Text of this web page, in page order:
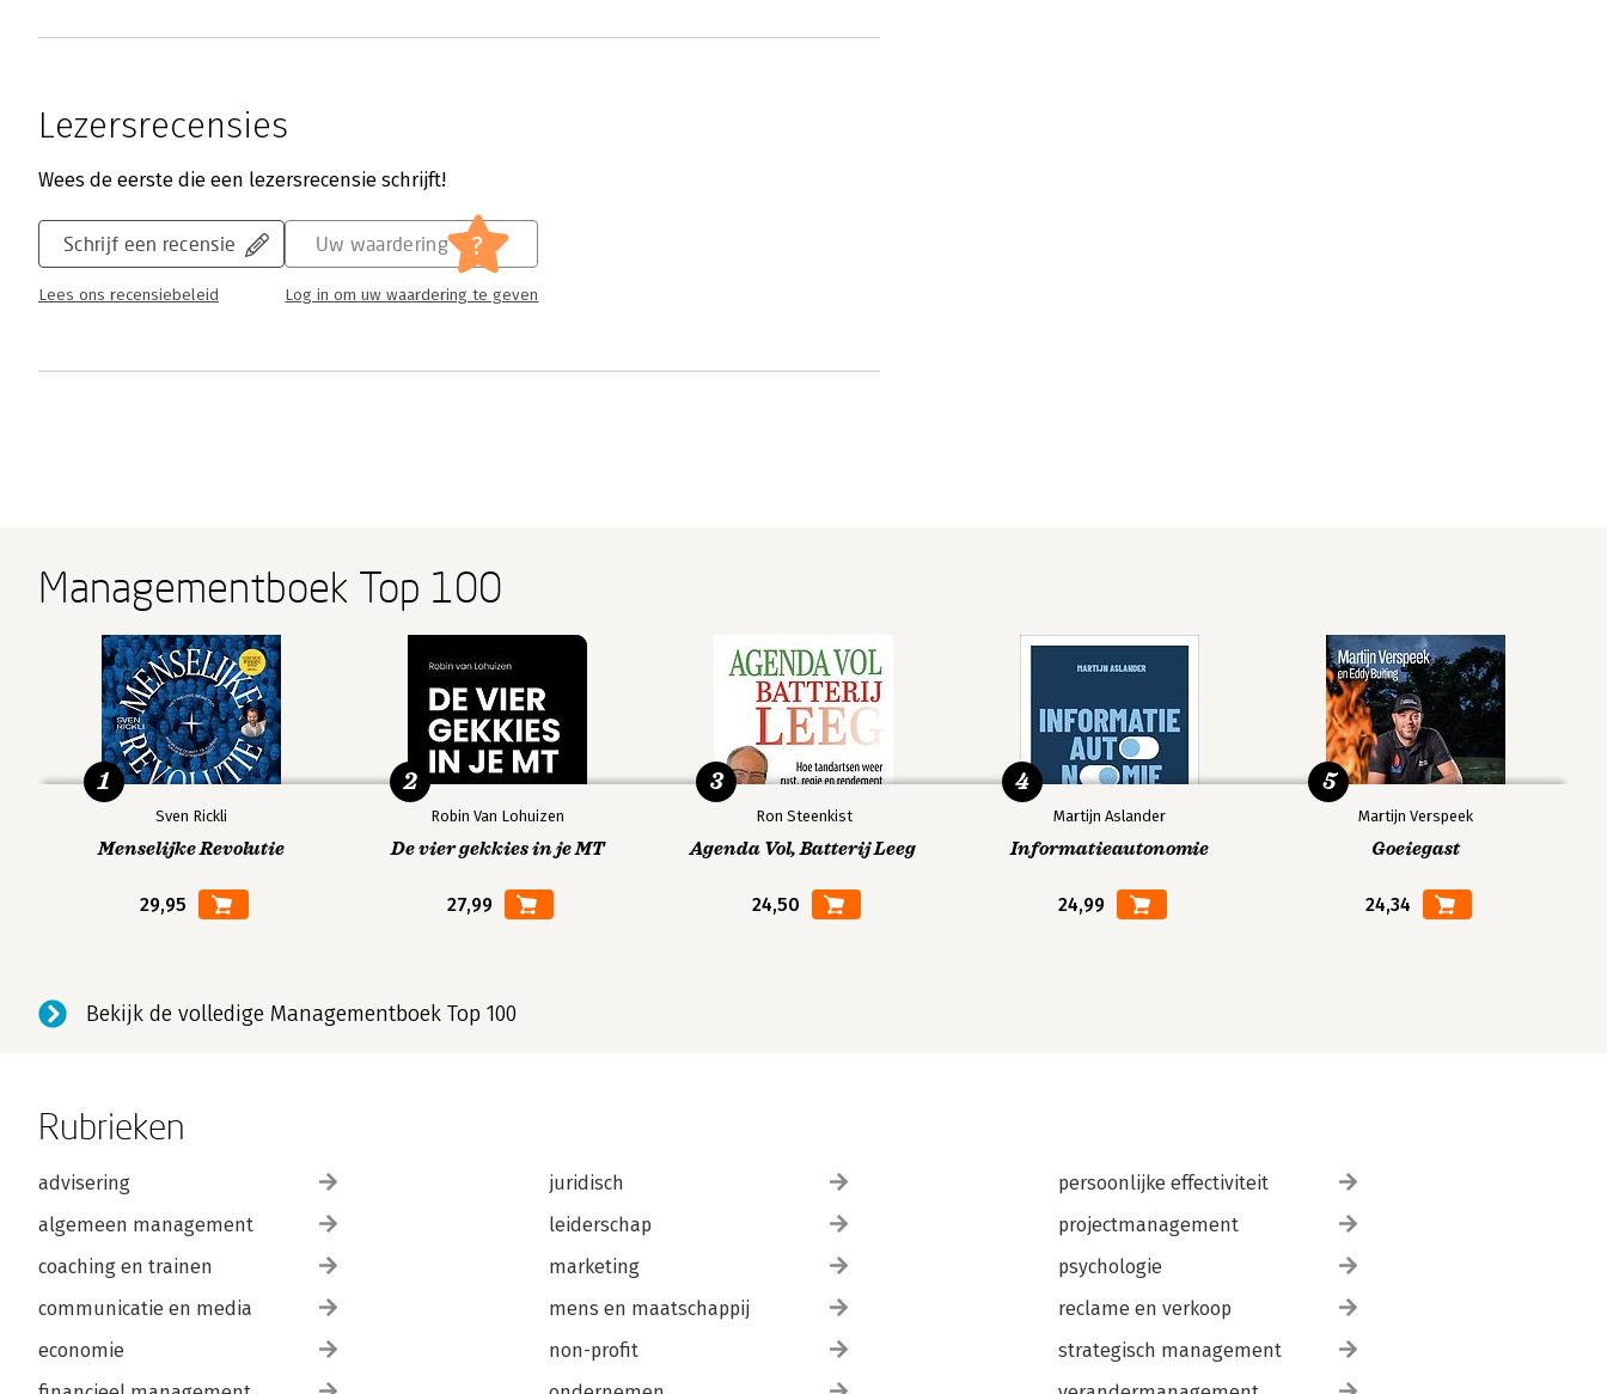
Lezersrecensies
Wees de eerste die een lezersrecensie schrijft!
Schrijf een recensie
Lees ons recensiebeleid
Uw waardering ?
Log in om uw waardering te geven
Managementboek Top 100
Sven Rickli
Menselijke Revolutie
29,95
1
Robin Van Lohuizen
De vier gekkies in je MT
27,99
2
Ron Steenkist
Agenda Vol, Batterij Leeg
24,50
3
Martijn Aslander
Informatieautonomie
24,99
4
Martijn Verspeek
Goeiegast
24,34
5
Bekijk de volledige Managementboek Top 100
Rubrieken
advisering
algemeen management
coaching en trainen
communicatie en media
economie
juridisch
leiderschap
marketing
mens en maatschappij
non-profit
persoonlijke effectiviteit
projectmanagement
psychologie
reclame en verkoop
strategisch management